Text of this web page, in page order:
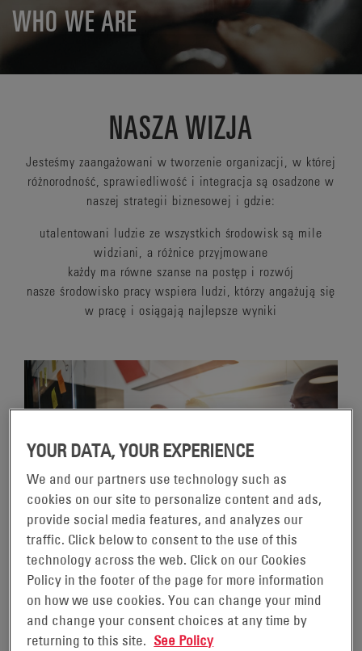
WHO WE ARE
NASZA WIZJA
Jesteśmy zaangażowani w tworzenie organizacji, w której
różnorodność, sprawiedliwość i integracja są osadzone w
naszej strategii biznesowej i gdzie:
utalentowani ludzie ze wszystkich środowisk są mile
widziani, a różnice przyjmowane
każdy ma równe szanse na postęp i rozwój
nasze środowisko pracy wspiera ludzi, którzy angażują się
w pracę i osiągają najlepsze wyniki
SERVING A GLOBAL
YOUR DATA, YOUR EXPERIENCE
We and our partners use technology such as
cookies on our site to personalize content and ads,
provide social media features, and analyzes our
traffic. Click below to consent to the use of this
technology across the web. Click on our Cookies
Policy in the footer of the page for more information
on how we use cookies. You can change your mind
and change your consent choices at any time by
returning to this site. See Policy